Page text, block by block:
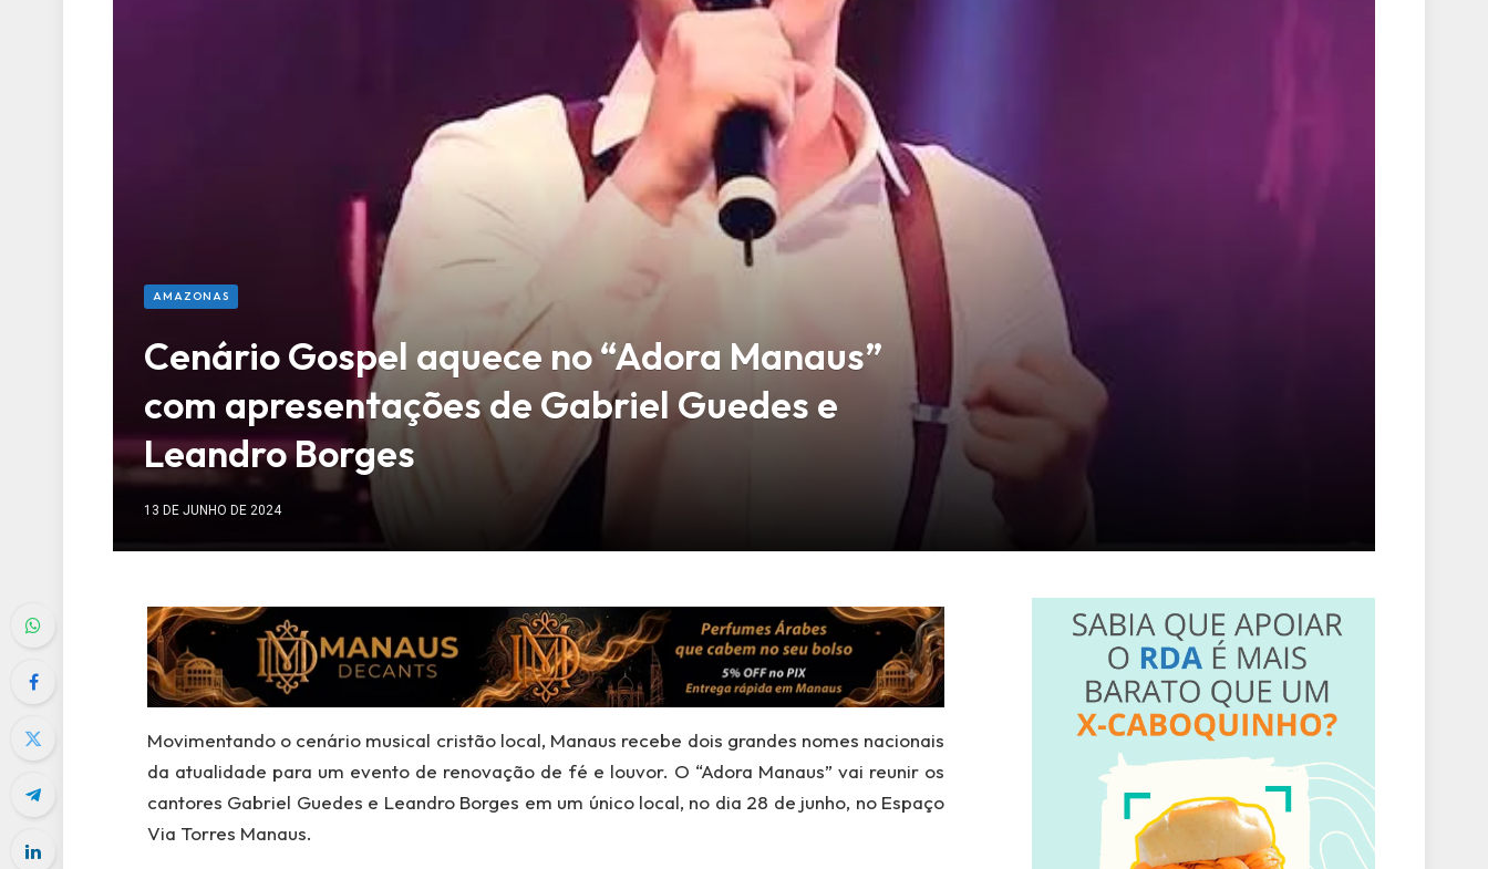
AMAZONAS
Cenário Gospel aquece no “Adora Manaus”
com apresentações de Gabriel Guedes e
Leandro Borges
13 DE JUNHO DE 2024
Movimentando o cenário musical cristão local, Manaus recebe dois grandes nomes nacionais
da atualidade para um evento de renovação de fé e louvor. O “Adora Manaus” vai reunir os
cantores Gabriel Guedes e Leandro Borges em um único local, no dia 28 de junho, no Espaço
Via Torres Manaus.